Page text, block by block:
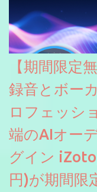
【期間限定
録音とボー
ロフェッシ
端のAIオー
グイン
円)が期間限